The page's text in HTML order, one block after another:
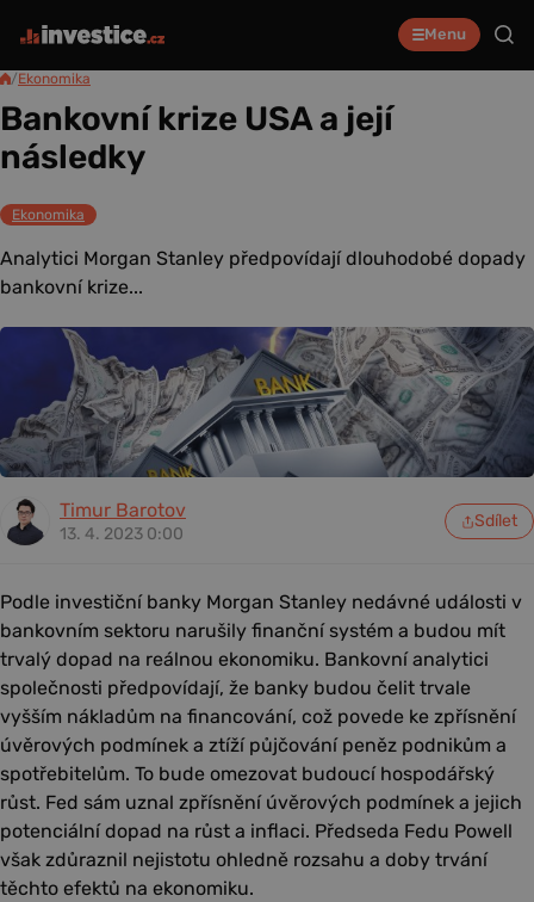
Menu
/Ekonomika
Bankovní krize USA a její
následky
Ekonomika
Analytici Morgan Stanley předpovídají dlouhodobé dopady
bankovní krize...
Timur Barotov
13. 4. 2023 0:00
Sdílet
Podle investiční banky Morgan Stanley nedávné události v
bankovním sektoru narušily finanční systém a budou mít
trvalý dopad na reálnou ekonomiku. Bankovní analytici
společnosti předpovídají, že banky budou čelit trvale
vyšším nákladům na financování, což povede ke zpřísnění
úvěrových podmínek a ztíží půjčování peněz podnikům a
spotřebitelům. To bude omezovat budoucí hospodářský
růst. Fed sám uznal zpřísnění úvěrových podmínek a jejich
potenciální dopad na růst a inflaci. Předseda Fedu Powell
však zdůraznil nejistotu ohledně rozsahu a doby trvání
těchto efektů na ekonomiku.